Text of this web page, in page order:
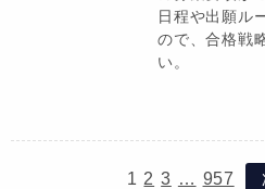
日程や出願ル
ので、合格戦
い。
1 2 3 … 957